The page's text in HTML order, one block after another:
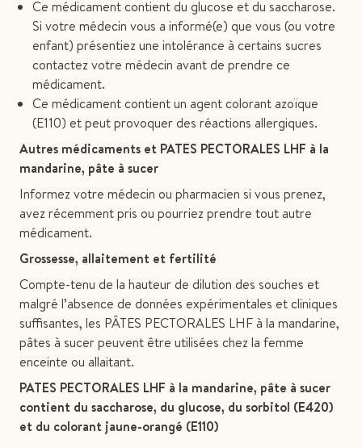
Ce médicament contient du glucose et du saccharose.
Si votre médecin vous a informé(e) que vous (ou votre
enfant) présentiez une intolérance à certains sucres
contactez votre médecin avant de prendre ce
médicament.
Ce médicament contient un agent colorant azoïque
(E110) et peut provoquer des réactions allergiques.
Autres médicaments et PATES PECTORALES LHF à la
mandarine, pâte à sucer
Informez votre médecin ou pharmacien si vous prenez,
avez récemment pris ou pourriez prendre tout autre
médicament.
Grossesse, allaitement et fertilité
Compte-tenu de la hauteur de dilution des souches et
malgré l’absence de données expérimentales et cliniques
suffisantes, les PÂTES PECTORALES LHF à la mandarine,
pâtes à sucer peuvent être utilisées chez la femme
enceinte ou allaitant.
PATES PECTORALES LHF à la mandarine, pâte à sucer
contient du saccharose, du glucose, du sorbitol (E420)
et du colorant jaune-orangé (E110)